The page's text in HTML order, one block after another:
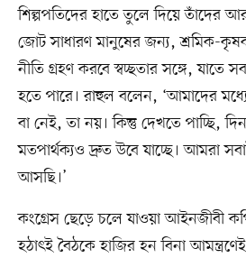
শিল্পপতিদের হাতে তুলে দিয়ে তাঁদের
জোট সাধারণ মানুষের জন্য, শ্রমিক-
নীতি গ্রহণ করবে স্বচ্ছতার সঙ্গে, যাতে
হতে পারে। রাহুল বলেন, ‘আমাদের
বা নেই, তা নয়। কিন্তু দেখতে পাচ্ছি,
মতপার্থক্যও দ্রুত উবে যাচ্ছে। আমরা
আসছি।’
কংগ্রেস ছেড়ে চলে যাওয়া আইনজীবী
হঠাৎই বৈঠকে হাজির হন বিনা